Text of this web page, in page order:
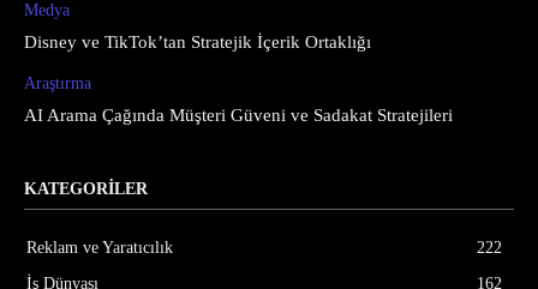
Medya
Disney ve TikTok’tan Stratejik İçerik Ortaklığı
Araştırma
AI Arama Çağında Müşteri Güveni ve Sadakat Stratejileri
KATEGORİLER
Reklam ve Yaratıcılık
222
İş Dünyası
162